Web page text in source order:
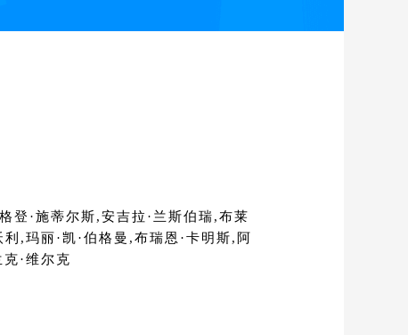
登·施蒂尔斯,安吉拉·兰斯伯瑞,布莱
,玛丽·凯·伯格曼,布瑞恩·卡明斯,阿
·维尔克